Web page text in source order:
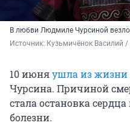
В любви Людмиле Чурсиной везло
Источник: Кузьмичёнок Василий /
10 июняушла из жизни
Чурсина. Причиной
стала остановка
болезни.